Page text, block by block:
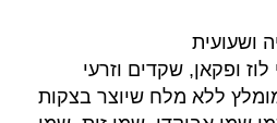
ושעועית
לוז ופקאן, שקדים וזרעי
ללא מלח שיוצר בצקות